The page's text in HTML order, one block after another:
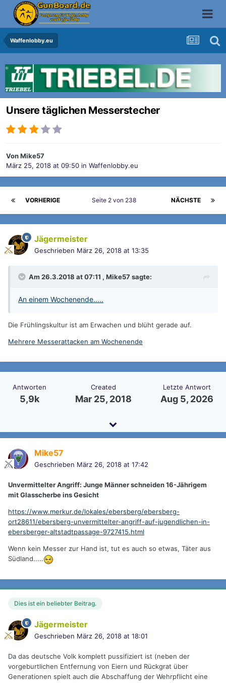
Waffenlobby.eu
Unsere täglichen Messerstecher
VonMike57
März 25, 2018 at 09:50 in Waffenlobby.eu
VORHERIGE NÄCHSTE
Seite 2 von 238
Jägermeister
Geschrieben März 26, 2018 at 13:35
Am 26.3.2018 at 07:11 , Mike57 sagte:
An einem Wochenende.....
Die Frühlingskultur ist am Erwachen und blüht gerade auf.
Mehrere Messerattacken am Wochenende
Antworten
5,9k
Created
Mar 25, 2018
Letzte Antwort
Aug 5, 2026
Mike57
Geschrieben März 26, 2018 at 17:42
Unvermittelter Angriff: Junge Männer schneiden 16-Jährigem
mit Glasscherbe ins Gesicht
https://www.merkur.de/lokales/ebersberg/ebersberg-
ort28611/ebersberg-unvermittelter-angriff-auf-jugendlichen-in-
ebersberger-altstadtpassage-9727415.html
Wenn kein Messer zur Hand ist, tut es auch so etwas, Täter aus
Südland.....
Dies ist ein beliebter Beitrag.
Jägermeister
Geschrieben März 26, 2018 at 18:01
Da das deutsche Volk komplett pussifiziert ist (neben der
vorgeburtlichen Entfernung von Eiern und Rückgrat über
Generationen spielt auch die Abschaffung der Wehrpflicht eine